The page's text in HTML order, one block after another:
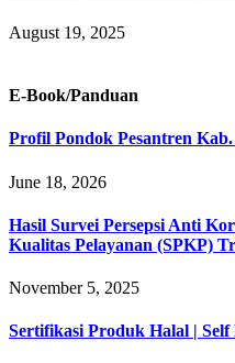
August 19, 2025
E-Book/Panduan
Profil Pondok Pesantren Kab.
June 18, 2026
Hasil Survei Persepsi Anti
Kualitas Pelayanan (SPKP)
November 5, 2025
Sertifikasi Produk Halal | Self